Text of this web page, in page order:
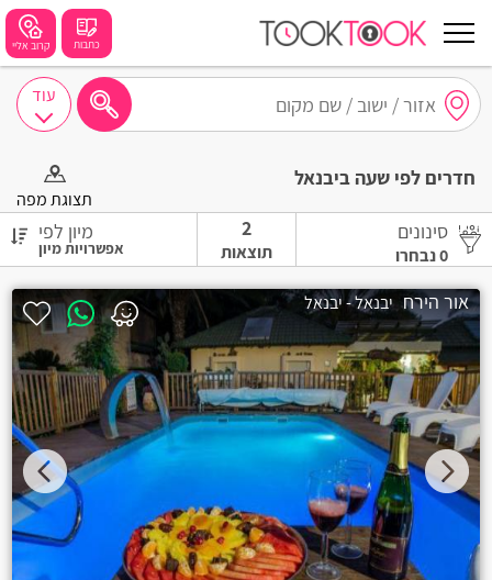
קרוב אליי כתבות
נתניה
תל אביב
בת ים
שזור
בורגתה
קרית אתא
קרית מוצקין
בית עריף
עוד
חדרים לפי שעה ביבנאל
תצוגת מפה
סינונים
0נבחרו
2
תוצאות
מיון לפי
אור הירח יבנאל - יבנאל